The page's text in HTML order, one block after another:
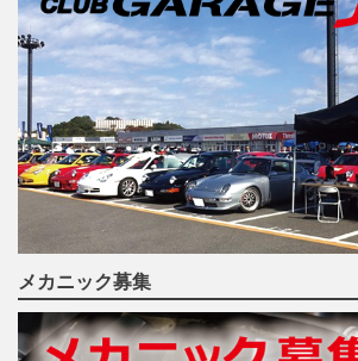
メカニック募集